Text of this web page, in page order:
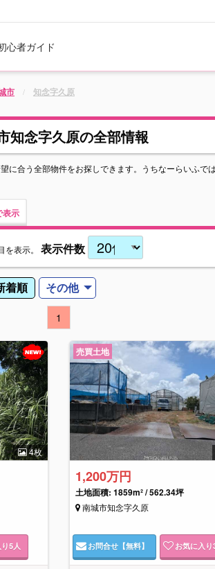
心者ガイド
市 知念字久原
知念字久原の全部情報
合う全部物件をお探しできます。うちなーらいふ
表示
を表示。 表示件数
着順 その他
1
4枚
5人
売買土地
1,200万円
土地面積: 1859m² / 562.34坪
南城市知念字久原
お問合せ 【無料】 お気に入り